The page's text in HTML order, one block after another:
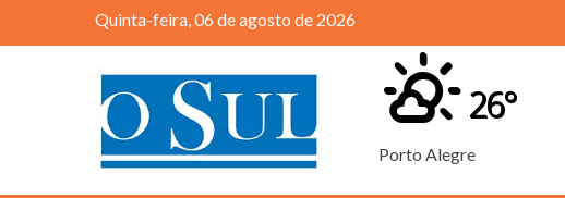
Quinta-feira, 06 de agosto de 2026
Porto Alegre
26°